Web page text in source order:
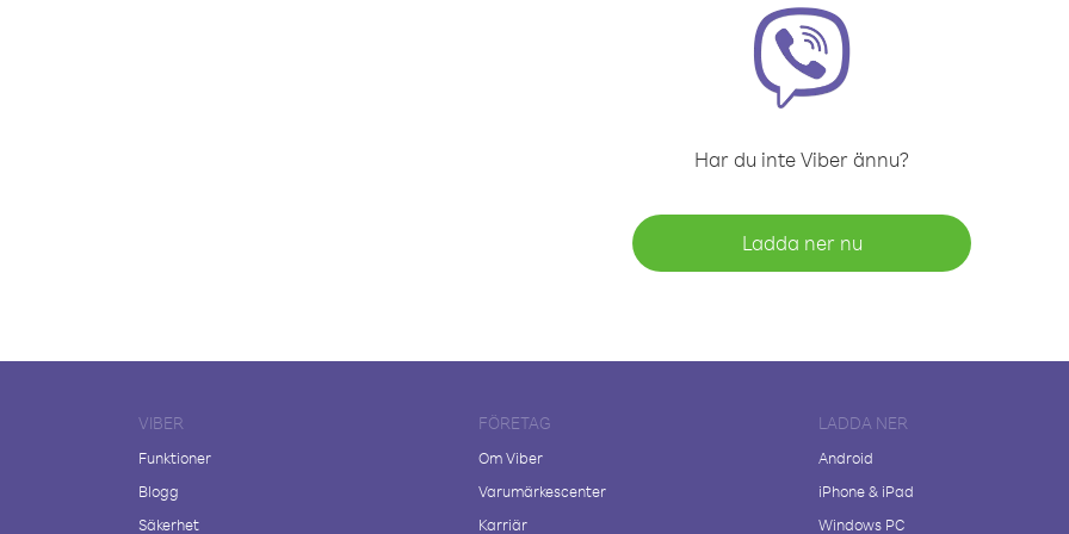
Har du inte Viber ännu?
Ladda ner nu
VIBER
Funktioner
Blogg
Säkerhet
FÖRETAG
Om Viber
Varumärkescenter
Karriär
LADDA NER
Android
iPhone & iPad
Windows PC